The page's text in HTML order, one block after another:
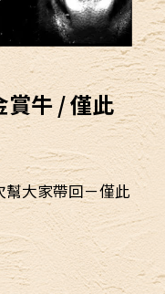
賞牛 / 僅此
大家帶回－僅此